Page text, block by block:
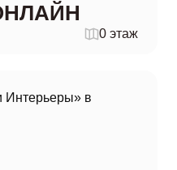
0 этаж